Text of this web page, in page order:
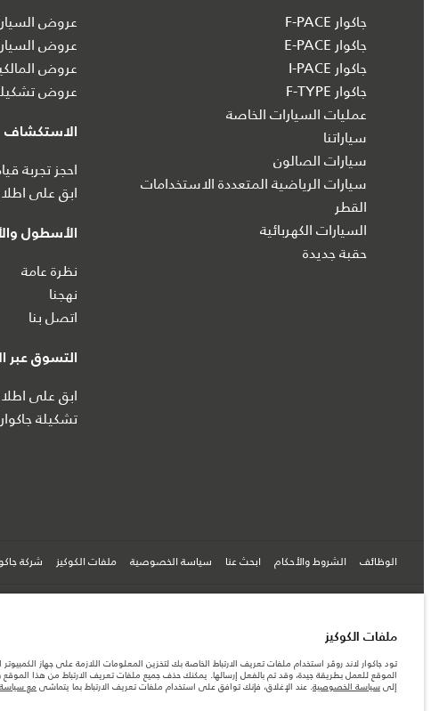
جاكوار F-PACE
جاكوار E-PACE
جاكوار I‑PACE
جاكوار F-TYPE
عمليات السيارات الخاصة
سياراتنا
سيارات الصالون
سيارات الرياضية المتعددة الاستخدامات
القطر
السيارات الكهربائية
حقبة جديدة
عروض
عروض
عروض
عروض
الاستكشاف
احجز تجربة
ابق على
الأسطول
نظرة عامة
نهجنا
اتصل بنا
التسوق عبر
ابق على
تشكيلة جاكوار
الوظائف الشروط والأحكام ابحث عنا سياسة الخصوصية ملفات الكوكيز شركة
تونس, ألفا انترناسيونال تونس
المعلومات والمواصفات والأسعار والألوان المذكورة على هذا الموقع قد تختلف من بلد إلى آخر، كما أنّها
الأرقام المقدمة هي نتيجة لاختبارات المصنع الرسمية وفقاً لتشريعات الاتحاد الأوروبي. قد يتباين
ملفات الكوكيز
تود جاكوار لاند روڤر استخدام ملفات تعريف الارتباط الخاصة بك لتخزين المعلومات اللازمة على جهاز
الموقع للعمل بطريقة جيدة، وقد تم بالفعل إرسالها. يمكنك حذف جميع ملفات تعريف الارتباط من هذا
إلى سياسة الخصوصية. عند الإغلاق، فإنك توافق على استخدام ملفات تعريف الارتباط بما يتماشى مع سياسة